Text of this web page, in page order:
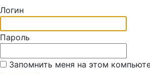
Логин
Пароль
Запомнить меня на этом